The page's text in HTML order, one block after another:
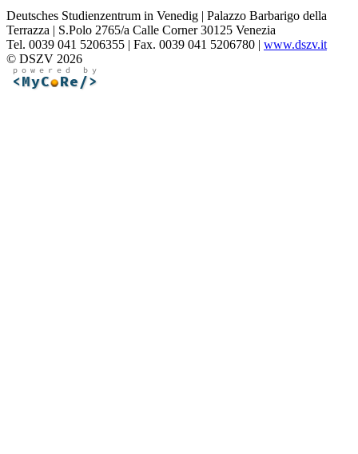
Deutsches Studienzentrum in Venedig | Palazzo Barbarigo della
Terrazza | S.Polo 2765/a Calle Corner 30125 Venezia
Tel. 0039 041 5206355 | Fax. 0039 041 5206780 | www.dszv.it
© DSZV 2026